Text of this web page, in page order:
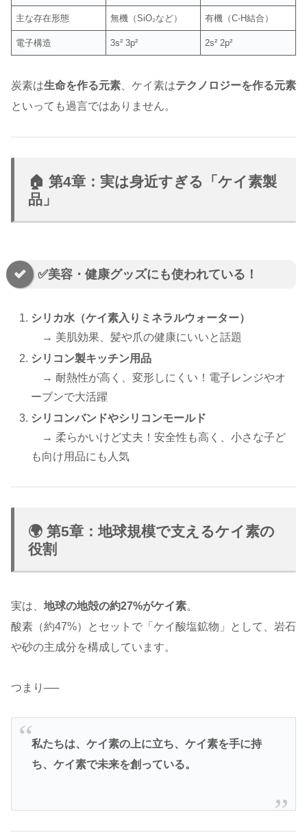
主な存在形態 無機（SiO₂など） 有機（C-H結合）
電子構造 3s² 3p² 2s² 2p²
炭素は生命を作る元素 、ケイ素はテクノロジーを作る元素
といっても過言ではありません。
🏠 第4章：実は身近すぎる「ケイ素製
品」
✅美容・健康グッズにも使われている！
シリカ水（ケイ素入りミネラルウォーター）
→ 美肌効果、髪や爪の健康にいいと話題
シリコン製キッチン用品
→ 耐熱性が高く、変形しにくい！電子レンジやオ
ーブンで大活躍
シリコンバンドやシリコンモールド
→ 柔らかいけど丈夫！安全性も高く、小さな子ど
も向け用品にも人気
🌍 第5章：地球規模で支えるケイ素の
役割
実は、 地球の地殻の約27%がケイ素。
酸素（約47%）とセットで「ケイ酸塩鉱物」として、岩石
や砂の主成分を構成しています。
つまり──
私たちは、ケイ素の上に立ち、ケイ素を手に持
ち、ケイ素で未来を創っている。